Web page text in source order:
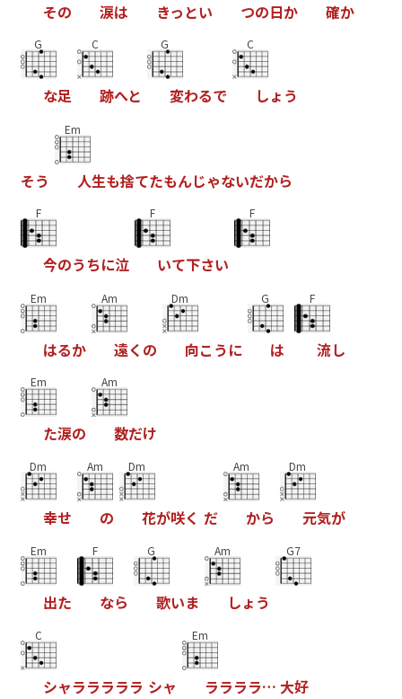
その 涙は きっ とい つの日か 確か
G
な足
C
跡へと
G
変わるで
C
しょ う
そう
Em
人生も捨てたもんじゃないだから
F
今のう ちに泣
F
いて下さい
F
Em
はるか
Am
遠く の
Dm
向こ う に
G
は
F
流し
Em
た涙の
Am
数だけ
Dm
幸せ
Am
の
Dm
花が咲く だ
Am
から
Dm
元気が
Em
出た
F
なら
G
歌いま
Am
しょ う
G7
C
シャラララララ シャ
Em
ララララ… 大好